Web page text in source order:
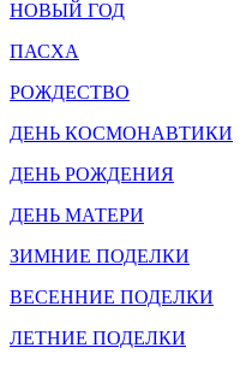
НОВЫЙ ГОД
ПАСХА
РОЖДЕСТВО
ДЕНЬ КОСМОНАВТИКИ
ДЕНЬ РОЖДЕНИЯ
ДЕНЬ МАТЕРИ
ЗИМНИЕ ПОДЕЛКИ
ВЕСЕННИЕ ПОДЕЛКИ
ЛЕТНИЕ ПОДЕЛКИ